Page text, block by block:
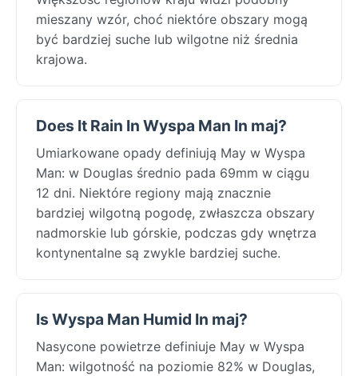
mieszany wzór, choć niektóre obszary mogą
być bardziej suche lub wilgotne niż średnia
krajowa.
Does It Rain In Wyspa Man In maj?
Umiarkowane opady definiują May w Wyspa
Man: w Douglas średnio pada 69mm w ciągu
12 dni. Niektóre regiony mają znacznie
bardziej wilgotną pogodę, zwłaszcza obszary
nadmorskie lub górskie, podczas gdy wnętrza
kontynentalne są zwykle bardziej suche.
Is Wyspa Man Humid In maj?
Nasycone powietrze definiuje May w Wyspa
Man: wilgotność na poziomie 82% w Douglas,